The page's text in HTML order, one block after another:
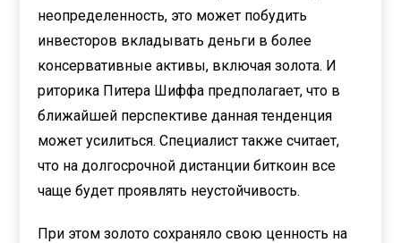
неопределенность, это может побудить
инвесторов вкладывать деньги в более
консервативные активы, включая золота. И
риторика Питера Шиффа предполагает, что в
ближайшей перспективе данная тенденция
может усилиться. Специалист также считает,
что на долгосрочной дистанции биткоин все
чаще будет проявлять неустойчивость.
При этом золото сохраняло свою ценность на